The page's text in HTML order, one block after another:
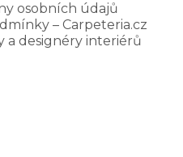
osobních údajů
– Carpeteria.cz
a designéry interiérů